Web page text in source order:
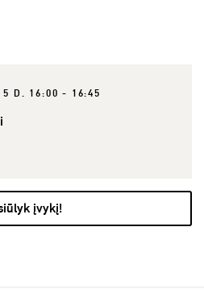
5 D. 16:00 - 16:45
įvykį!